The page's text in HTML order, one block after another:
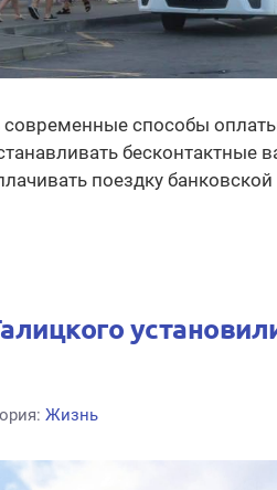
способы
бесконтактные
поездку
Жизнь